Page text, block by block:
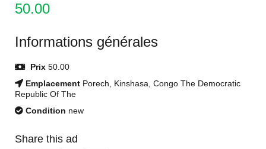
50.00
Informations générales
Prix 50.00
Emplacement Porech, Kinshasa, Congo The Democratic
Republic Of The
Condition new
Share this ad